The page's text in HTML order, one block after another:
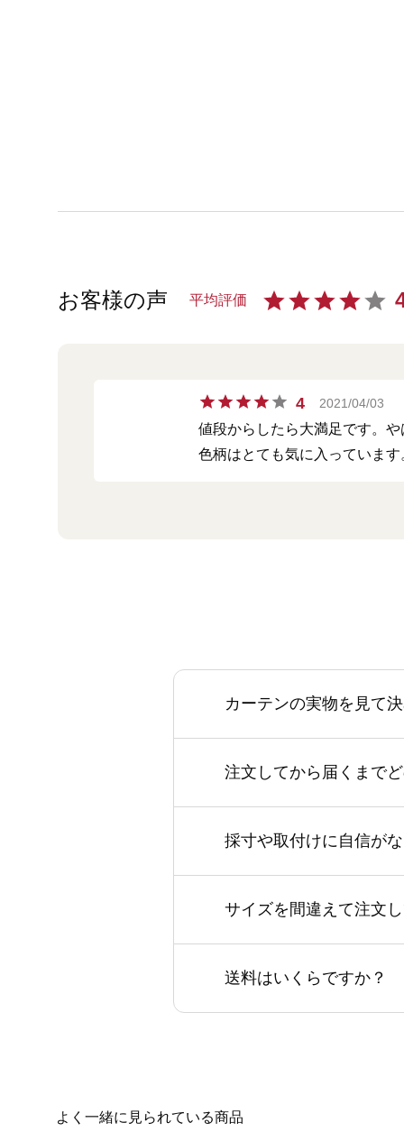
お客様の声 平均評価
4 2021/04/03
値段からしたら大満足です。
色柄はとても気に入っています
カーテンの実物を見て
注文してから届くまで
採寸や取付けに自信が
サイズを間違えて注文
送料はいくらですか？
よく一緒に見られている商品